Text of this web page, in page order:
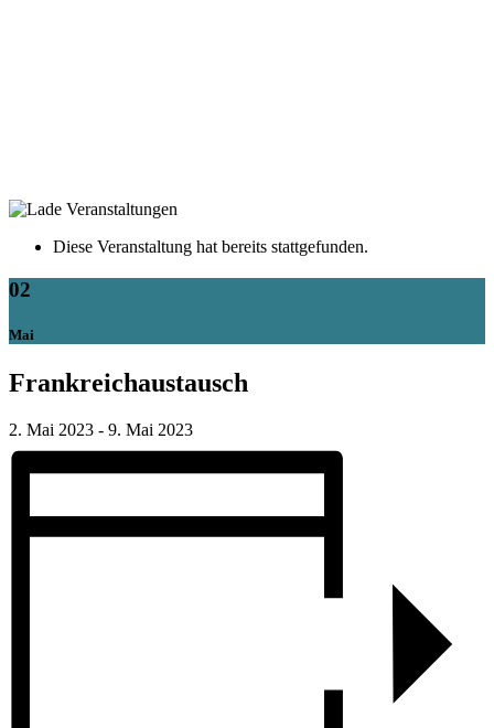
Diese Veranstaltung hat bereits stattgefunden.
02
Mai
Frankreichaustausch
2. Mai 2023 - 9. Mai 2023